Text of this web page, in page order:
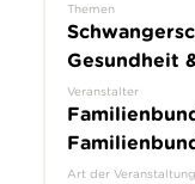
Themen
Gesundheit
Veranstalter
Art der Veranstaltung